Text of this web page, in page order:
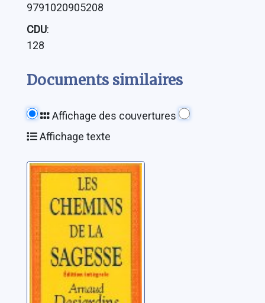
9791020905208
CDU:
128
Documents similaires
Affichage des couvertures
Affichage texte
Les chemins de
la sagesse: [1]
Desjardins, Arnaud